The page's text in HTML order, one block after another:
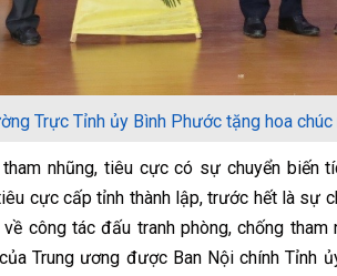
Trực Tỉnh ủy Bình Phước tặng hoa
nhũng, tiêu cực có sự chuyển biến
cực cấp tỉnh thành lập, trước hết là sự
công tác đấu tranh phòng, chống
Trung ương được Ban Nội chính Tỉnh